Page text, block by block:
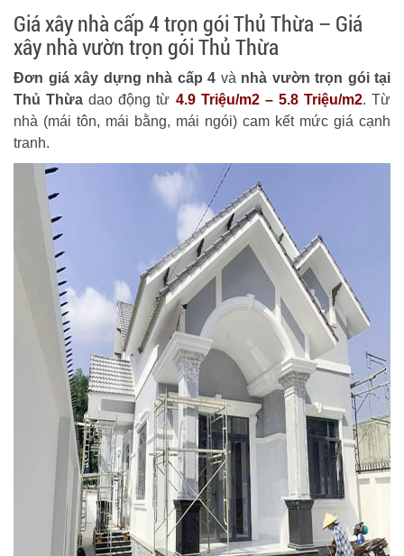
Giá xây nhà cấp 4 trọn gói Thủ Thừa – Giá
xây nhà vườn trọn gói Thủ Thừa
Đơn giá xây dựng nhà cấp 4 và nhà vườn trọn gói tại
Thủ Thừa dao động từ 4.9 Triệu/m2 – 5.8 Triệu/m2. Từ
nhà (mái tôn, mái bằng, mái ngói) cam kết mức giá cạnh
tranh.